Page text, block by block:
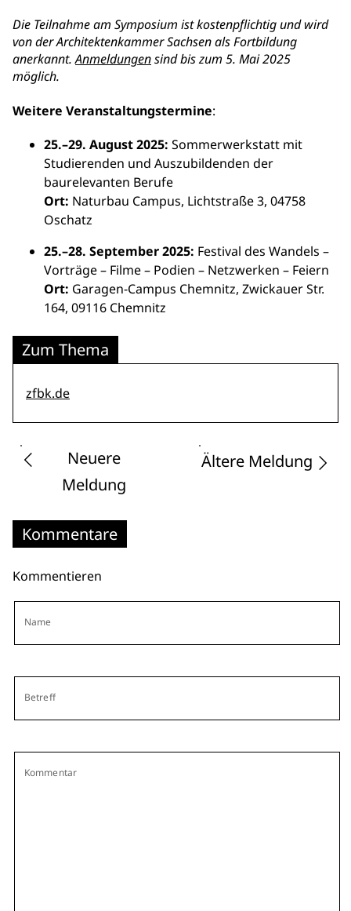
Die Teilnahme am Symposium ist kostenpflichtig und wird
von der Architektenkammer Sachsen als Fortbildung
anerkannt.Anmeldungensind bis zum 5. Mai 2025
möglich.
Weitere Veranstaltungstermine:
25.–29. August 2025: Sommerwerkstatt mit
Studierenden und Auszubildenden der
baurelevanten Berufe
Ort: Naturbau Campus, Lichtstraße 3, 04758
Oschatz
25.–28. September 2025: Festival des Wandels –
Vorträge – Filme – Podien – Netzwerken – Feiern
Ort: Garagen-Campus Chemnitz, Zwickauer Str.
164, 09116 Chemnitz
Zum Thema
zfbk.de
Neuere
Meldung
Ältere Meldung
Kommentare
Kommentieren
Name
Betreff
Kommentar